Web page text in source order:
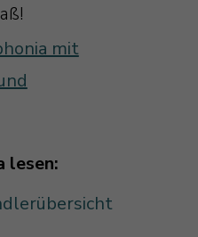
mit
lesen: